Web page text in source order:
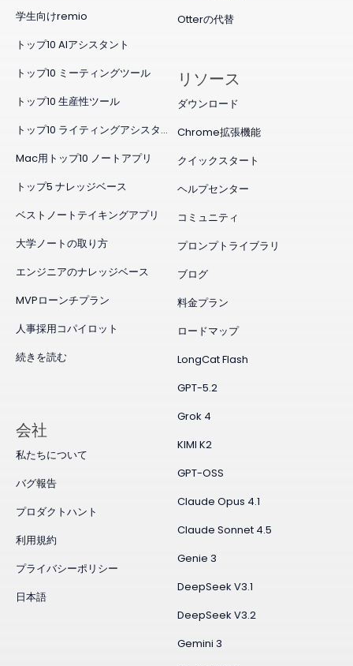
Otterの代替
学生向けremio
トップ10 AIアシスタント
トップ10 ミーティングツール
トップ10 生産性ツール
トップ10 ライティングアシスタント
Mac用トップ10 ノートアプリ
トップ5 ナレッジベース
ベストノートテイキングアプリ
大学ノートの取り方
エンジニアのナレッジベース
MVPローンチプラン
人事採用コパイロット
続きを読む
リソース
ダウンロード
Chrome拡張機能
クイックスタート
ヘルプセンター
コミュニティ
プロンプトライブラリ
ブログ
料金プラン
ロードマップ
LongCat Flash
GPT-5.2
Grok 4
KIMI K2
GPT-OSS
Claude Opus 4.1
Claude Sonnet 4.5
Genie 3
DeepSeek V3.1
DeepSeek V3.2
Gemini 3
会社
私たちについて
バグ報告
プロダクトハント
利用規約
プライバシーポリシー
日本語